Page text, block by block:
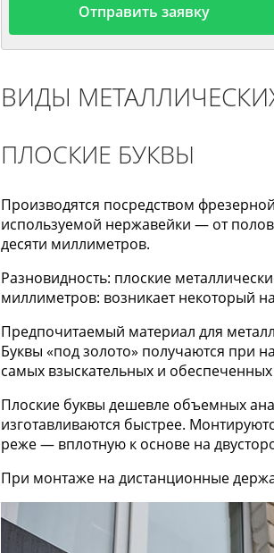
Отправить заявку
ВИДЫ
ПЛОСКИЕ БУКВЫ
Производятся посредством
используемой нержавейки — от
десяти миллиметров.
Разновидность: плоские
миллиметров: возникает некоторый
Предпочитаемый материал для
Буквы «под золото» получаются при
самых взыскательных и обеспеченных
Плоские буквы дешевле объемных
изготавливаются быстрее.
реже — вплотную к основе на
При монтаже на дистанционные